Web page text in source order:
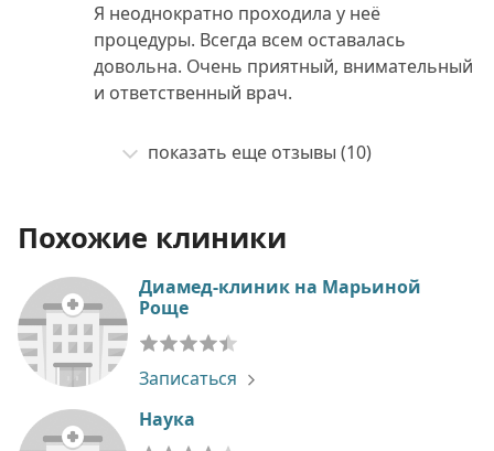
Я неоднократно проходила у неё
процедуры. Всегда всем оставалась
довольна. Очень приятный, внимательный
и ответственный врач.
показать еще отзывы (10)
Похожие клиники
Диамед-клиник на Марьиной
Роще
Записаться
Наука